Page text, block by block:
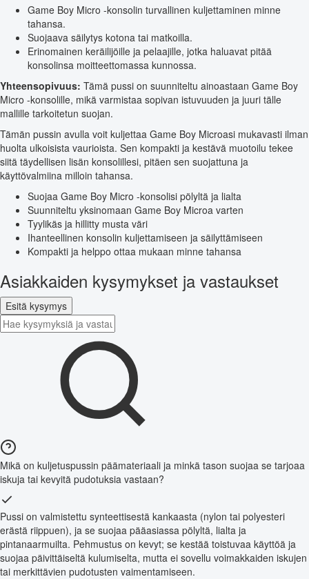
Game Boy Micro -konsolin turvallinen kuljettaminen minne
tahansa.
Suojaava säilytys kotona tai matkoilla.
Erinomainen keräilijöille ja pelaajille, jotka haluavat pitää
konsolinsa moitteettomassa kunnossa.
Yhteensopivuus: Tämä pussi on suunniteltu ainoastaan Game Boy
Micro -konsolille, mikä varmistaa sopivan istuvuuden ja juuri tälle
mallille tarkoitetun suojan.
Tämän pussin avulla voit kuljettaa Game Boy Microasi mukavasti ilman
huolta ulkoisista vaurioista. Sen kompakti ja kestävä muotoilu tekee
siitä täydellisen lisän konsolillesi, pitäen sen suojattuna ja
käyttövalmiina milloin tahansa.
Suojaa Game Boy Micro -konsolisi pölyltä ja lialta
Suunniteltu yksinomaan Game Boy Microa varten
Tyylikäs ja hillitty musta väri
Ihanteellinen konsolin kuljettamiseen ja säilyttämiseen
Kompakti ja helppo ottaa mukaan minne tahansa
Asiakkaiden kysymykset ja vastaukset
Esitä kysymys
Mikä on kuljetuspussin päämateriaali ja minkä tason suojaa se tarjoaa
iskuja tai kevyitä pudotuksia vastaan?
Pussi on valmistettu synteettisestä kankaasta (nylon tai polyesteri
erästä riippuen), ja se suojaa pääasiassa pölyltä, lialta ja
pintanaarmuilta. Pehmustus on kevyt; se kestää toistuvaa käyttöä ja
suojaa päivittäiseltä kulumiselta, mutta ei sovellu voimakkaiden iskujen
tai merkittävien pudotusten vaimentamiseen.